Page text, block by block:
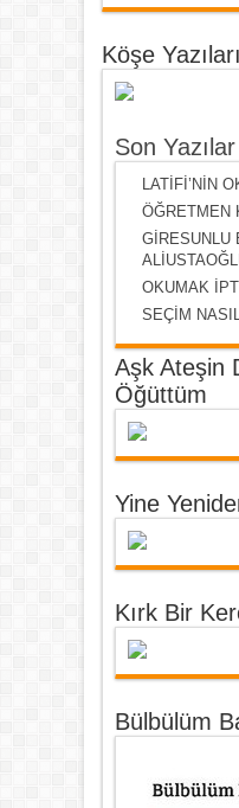
Köşe
Son Yazılar
LATİFİ’NİN
ÖĞRETMEN
GİRESUNLU
OKUMAK
SEÇİM
Aşk Ateşin
Öğüttüm
Yine
Kırk Bir
Bülbülüm